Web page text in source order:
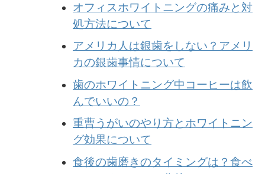
オフィスホワイトニングの痛みと対
処方法について
アメリカ人は銀歯をしない？アメリ
カの銀歯事情について
歯のホワイトニング中コーヒーは飲
んでいいの？
重曹うがいのやり方とホワイトニン
グ効果について
食後の歯磨きのタイミングは？食べ